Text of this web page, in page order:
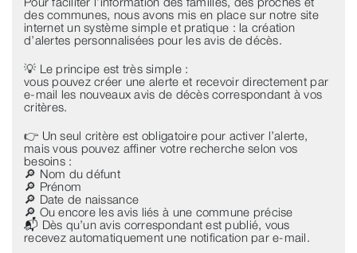
des communes, nous avons mis en place sur notre site
internet un système simple et pratique : la création
d’alertes personnalisées pour les avis de décès.
💡 Le principe est très simple :
vous pouvez créer une alerte et recevoir directement par
e-mail les nouveaux avis de décès correspondant à vos
critères.
👉 Un seul critère est obligatoire pour activer l’alerte,
mais vous pouvez affiner votre recherche selon vos
besoins :
🔎 Nom du défunt
🔎 Prénom
🔎 Date de naissance
🔎 Ou encore les avis liés à une commune précise
📬 Dès qu’un avis correspondant est publié, vous
recevez automatiquement une notification par e-mail.